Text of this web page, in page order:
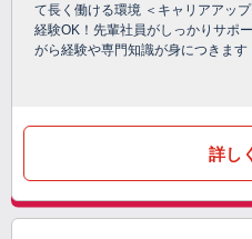
て長く働ける環境 ＜キャリアアッ
経験OK！先輩社員がしっかりサポ
がら経験や専門知識が身につきます
詳し